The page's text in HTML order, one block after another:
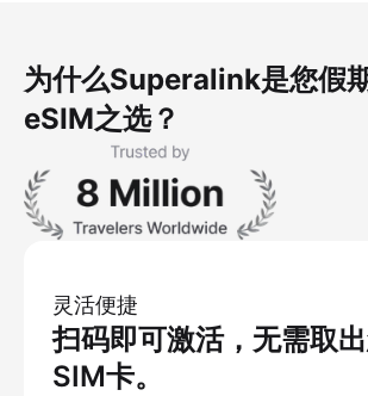
为什么Superalink是您假
eSIM之选？
灵活便捷
扫码即可激活，无需取
SIM卡。